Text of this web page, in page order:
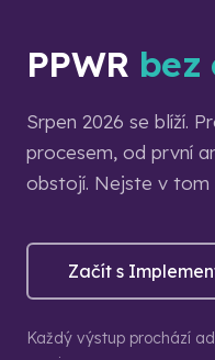
PPWR bez
Srpen 2026 se blíží.
procesem, od první
obstojí. Nejste v tom
Začít s
Každý výstup prochází